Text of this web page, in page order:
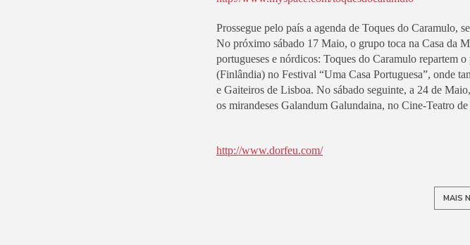
Prossegue pelo país a agenda de Toques do Caramulo,
No próximo sábado 17 Maio, o grupo toca na Casa da
portugueses e nórdicos: Toques do Caramulo repartem
(Finlândia) no Festival “Uma Casa Portuguesa”, onde
e Gaiteiros de Lisboa. No sábado seguinte, a 24 de
os mirandeses Galandum Galundaina, no Cine-Teatro de
http://www.dorfeu.com/
MAIS